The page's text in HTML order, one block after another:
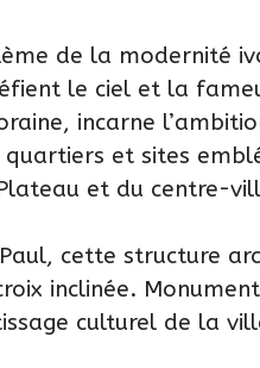
de la modernité
le ciel et la
incarne
et sites
et du centre-
cette structure
inclinée.
culturel de la